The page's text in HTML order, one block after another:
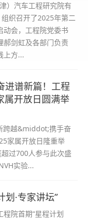
）汽车工程研究院有
组织召开了2025年第二
动会，工程院党委书
郝剑虹及各部门负责
上方...
进谱新篇！工程
属开放日圆满举
跨越&middot;携手奋
家属开放日隆重举
过700人参与此次盛
实验...
划·专家讲坛”
院首期“星程计划